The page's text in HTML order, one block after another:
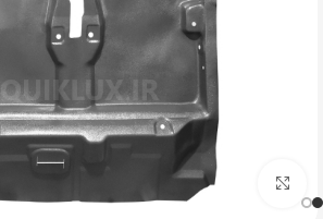
بزرگنمایی تصویر